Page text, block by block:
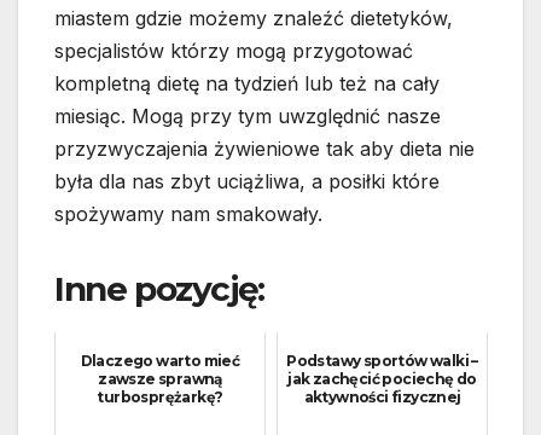
miastem gdzie możemy znaleźć dietetyków,
specjalistów którzy mogą przygotować
kompletną dietę na tydzień lub też na cały
miesiąc. Mogą przy tym uwzględnić nasze
przyzwyczajenia żywieniowe tak aby dieta nie
była dla nas zbyt uciążliwa, a posiłki które
spożywamy nam smakowały.
Inne pozycję:
Dlaczego warto mieć
zawsze sprawną
turbosprężarkę?
Podstawy sportów walki –
jak zachęcić pociechę do
aktywności fizycznej